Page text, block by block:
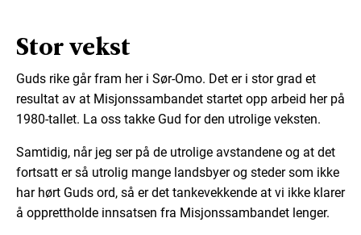
Stor vekst
Guds rike går fram her i Sør-Omo. Det er i stor grad et
resultat av at Misjonssambandet startet opp arbeid her på
1980-tallet. La oss takke Gud for den utrolige veksten.
Samtidig, når jeg ser på de utrolige avstandene og at det
fortsatt er så utrolig mange landsbyer og steder som ikke
har hørt Guds ord, så er det tankevekkende at vi ikke klarer
å opprettholde innsatsen fra Misjonssambandet lenger.